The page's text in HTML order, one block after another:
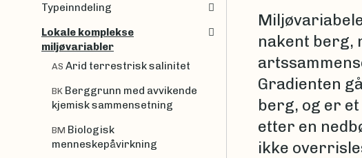
nakent berg,
Gradienten
berg, og er
etter en
ikke
Typeinndeling
Lokale komplekse
miljøvariabler
AS Arid terrestrisk salinitet
BK Berggrunn med avvikende
kjemisk sammensetning
BM Biologisk
menneskepåvirkning